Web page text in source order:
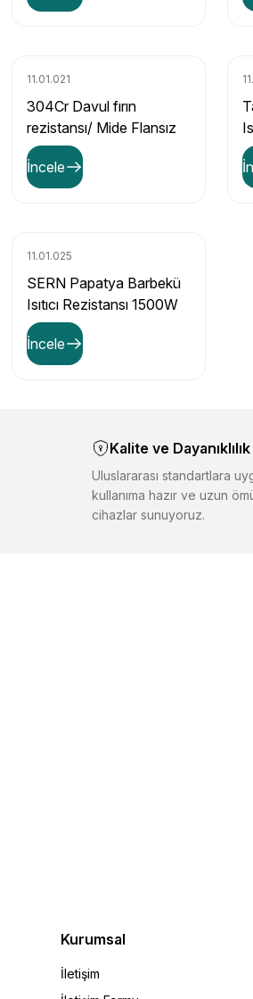
11.01.021
304Cr Davul fırın
rezistansı/ Mide Flansız
700W- 6,5mm
İncele
11.01.025
SERN Papatya Barbekü
Isıtıcı Rezistansı 1500W
230V 6,5mm Uzun Boy
Model
İncele
Kalite ve Dayanıklılık
Uluslararası standartlara
kullanıma hazır ve uzun
cihazlar sunuyoruz.
Kurumsal
İletişim